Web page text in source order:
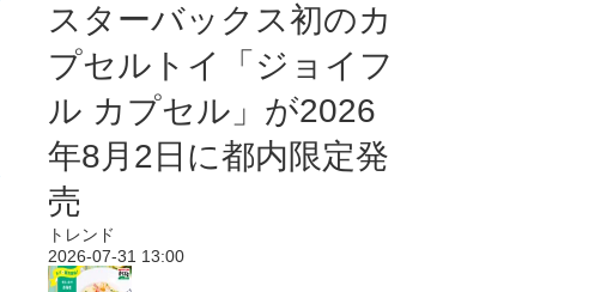
スターバックス初のカ
プセルトイ「ジョイフ
ル カプセル」が2026
年8月2日に都内限定発
売
トレンド
2026-07-31 13:00